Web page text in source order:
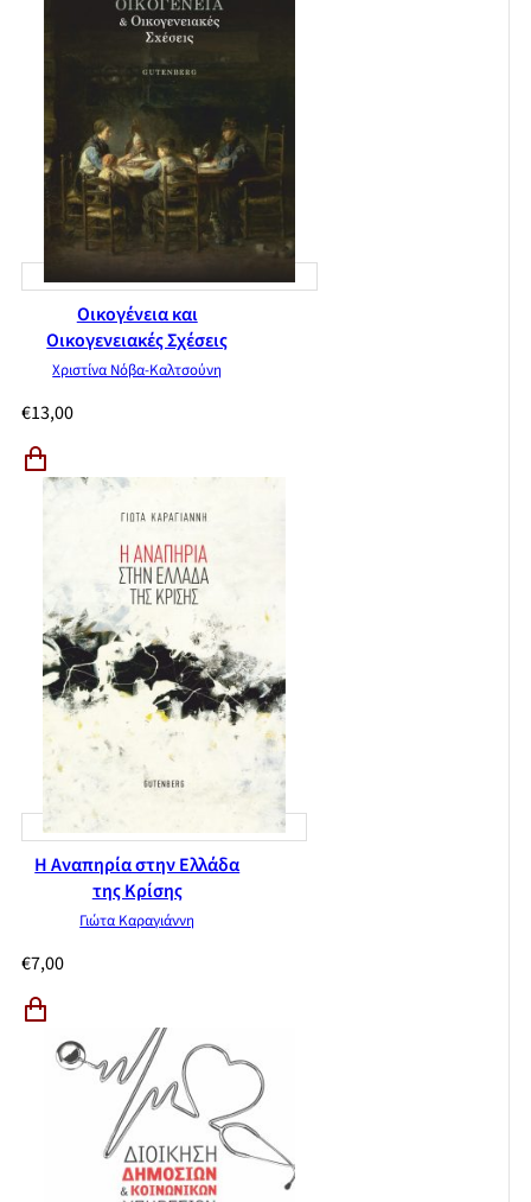
Οικογένεια και
Οικογενειακές Σχέσεις
Χριστίνα Νόβα-Καλτσούνη
€13,00
Η Αναπηρία στην Ελλάδα
της Κρίσης
Γιώτα Καραγιάννη
€7,00